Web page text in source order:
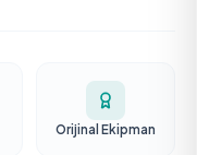
Orijinal Ekipman